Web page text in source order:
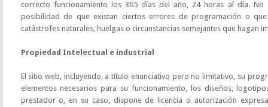
correcto funcionamiento los 365 días del año, 24 horas al día.
posibilidad de que existan ciertos errores de programación o
catástrofes naturales, huelgas o circunstancias semejantes que hagan
Propiedad Intelectual e industrial
El sitio web, incluyendo, a título enunciativo pero no limitativo, su
elementos necesarios para su funcionamiento, los diseños,
prestador o, en su caso, dispone de licencia o autorización